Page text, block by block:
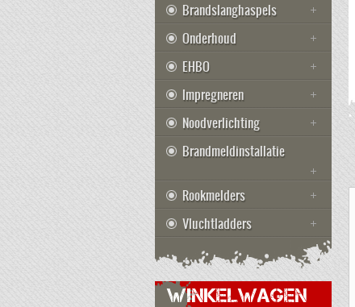
Brandslanghaspels
Onderhoud
EHBO
Impregneren
Noodverlichting
Brandmeldinstallatie
Rookmelders
Vluchtladders
WINKELWAGEN